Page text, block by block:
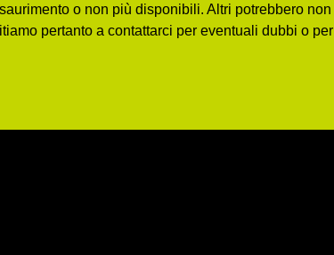
o non più disponibili. Altri potrebbero
pertanto a contattarci per eventuali dubbi o